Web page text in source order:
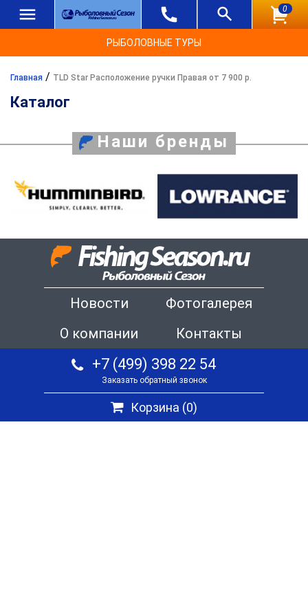
0
РЫБОЛОВНЫЕ ТУРЫ
Главная / TLD Star Расположение ручки Правая от 7 900 р.
Каталог
Наши бренды
Новости
Фотогалерея
О компании
Контакты
+7 (499) 398 22 54
Заказать обратный звонок
Корзина (0)